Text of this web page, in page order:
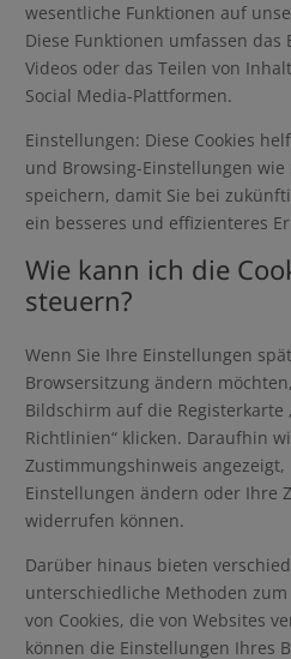
wesentliche Funktionen auf
Diese Funktionen umfassen
Videos oder das Teilen von
Social Media-Plattformen.
Einstellungen: Diese Cookies
und Browsing-Einstellungen
speichern, damit Sie bei
ein besseres und effizienteres
Wie kann ich die
steuern?
Wenn Sie Ihre Einstellungen
Browsersitzung ändern
Bildschirm auf die Registerkarte
Richtlinien“ klicken. Daraufhin
Zustimmungshinweis angezeigt,
Einstellungen ändern oder Ihre
widerrufen können.
Darüber hinaus bieten
unterschiedliche Methoden
von Cookies, die von Websites
können die Einstellungen Ihres